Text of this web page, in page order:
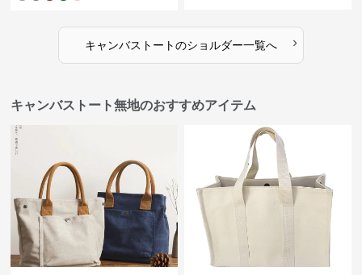
キャンバストートのショルダー一覧へ ›
キャンバストート無地のおすすめアイテム